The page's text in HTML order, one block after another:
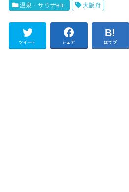
温泉・サウナetc. 大阪府
ツイート シェア はてブ